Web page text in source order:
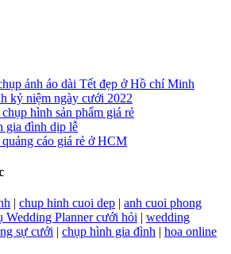
ảnh áo dài Tết đẹp ở Hồ chí Minh
kỷ niệm ngày cưới 2022
hình sản phẩm giá rẻ
gia đình dịp lễ
cáo giá rẻ ở HCM
| chup hinh cuoi dep | anh cuoi phong
Wedding Planner cưới hỏi | wedding
sự cưới | chụp hình gia đình | hoa online